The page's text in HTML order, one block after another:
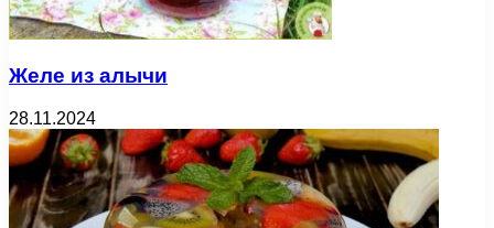
Желе из алычи
28.11.2024